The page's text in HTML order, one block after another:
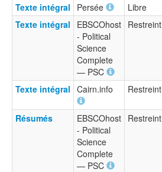
Texte intégral Persée Libre
Texte intégral
EBSCOhost
- Political
Science
Complete
— PSC
Restreint
Texte intégral Cairn.info Restreint
Résumés
EBSCOhost
- Political
Science
Complete
— PSC
Restreint